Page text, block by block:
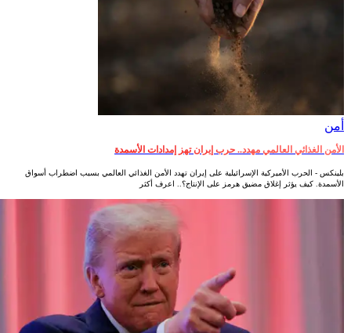
أمن‎
الأمن الغذائي العالمي مهدد.. حرب إيران تهز إمدادات الأسمدة
بلينكس - الحرب الأميركية الإسرائيلية على إيران تهدد الأمن الغذائي العالمي بسبب اضطراب أسواق
الأسمدة. كيف يؤثر إغلاق مضيق هرمز على الإنتاج؟.. اعرف أكثر